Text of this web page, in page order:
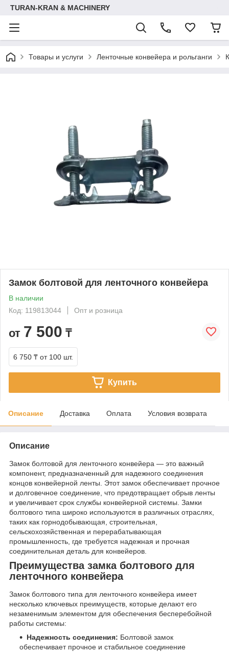
TURAN-KRAN & MACHINERY
Товары и услуги Ленточные конвейера и рольганги
Замок болтовой для ленточного конвейера
В наличии
Код: 119813044
Опт и розница
от 7 500 ₸
6 750 ₸ от 100 шт.
Купить
Описание Доставка Оплата Условия возврата
Описание
Замок болтовой для ленточного конвейера — это важный
компонент, предназначенный для надежного соединения
концов конвейерной ленты. Этот замок обеспечивает прочное
и долговечное соединение, что предотвращает обрыв ленты
и увеличивает срок службы конвейерной системы. Замки
болтового типа широко используются в различных отраслях,
таких как горнодобывающая, строительная,
сельскохозяйственная и перерабатывающая
промышленность, где требуется надежная и прочная
соединительная деталь для конвейеров.
Преимущества замка болтового для
ленточного конвейера
Замок болтового типа для ленточного конвейера имеет
несколько ключевых преимуществ, которые делают его
незаменимым элементом для обеспечения бесперебойной
работы системы:
Надежность соединения: Болтовой замок
обеспечивает прочное и стабильное соединение